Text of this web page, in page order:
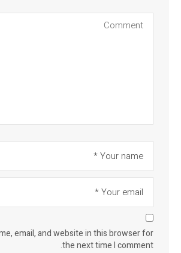
email, and website in this browser for
the next time I comment.